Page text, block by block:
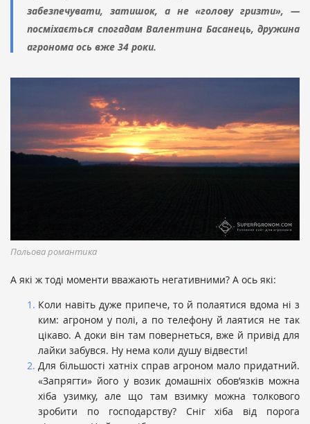
забезпечувати, затишок, а не «голову гризти», —
посміхається спогадам Валентина Басанець, дружина
агронома ось вже 34 роки.
Польова романтика
А які ж тоді моменти вважають негативними? А ось які:
Коли навіть дуже припече, то й полаятися вдома ні з
ким: агроном у полі, а по телефону й лаятися не так
цікаво. А доки він там повернеться, вже й привід для
лайки забувся. Ну нема коли душу відвести!
Для більшості хатніх справ агроном мало придатний.
«Запрягти» його у возик домашніх обов’язків можна
хіба узимку, але що там взимку можна толкового
зробити по господарству? Сніг хіба від порога